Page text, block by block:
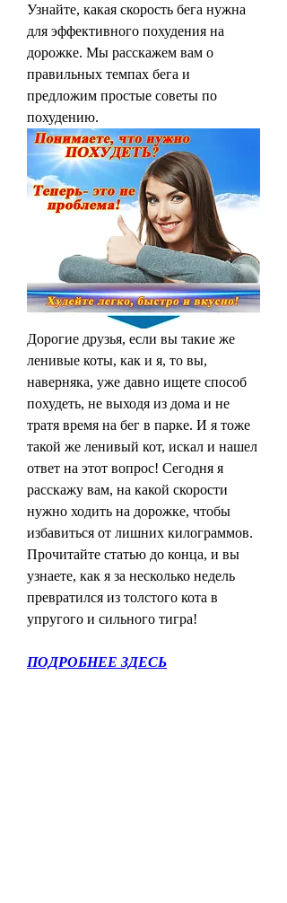
Узнайте, какая скорость бега нужна
для эффективного похудения на
дорожке. Мы расскажем вам о
правильных темпах бега и
предложим простые советы по
похудению.
Дорогие друзья, если вы такие же
ленивые коты, как и я, то вы,
наверняка, уже давно ищете способ
похудеть, не выходя из дома и не
тратя время на бег в парке. И я тоже
такой же ленивый кот, искал и нашел
ответ на этот вопрос! Сегодня я
расскажу вам, на какой скорости
нужно ходить на дорожке, чтобы
избавиться от лишних килограммов.
Прочитайте статью до конца, и вы
узнаете, как я за несколько недель
превратился из толстого кота в
упругого и сильного тигра!
ПОДРОБНЕЕ ЗДЕСЬ